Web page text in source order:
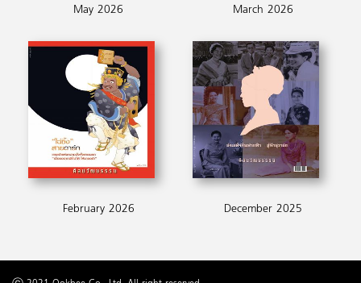
May 2026 March 2026
February 2026 December 2025